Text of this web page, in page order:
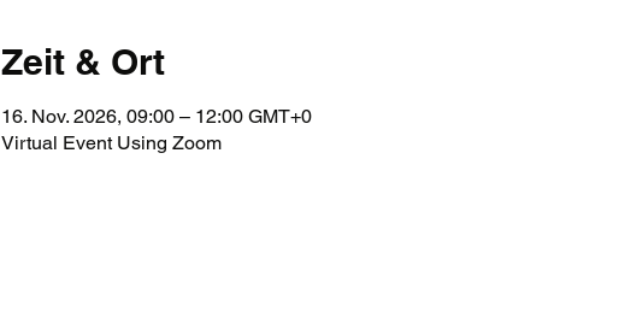
Zeit & Ort
16. Nov. 2026, 09:00 – 12:00 GMT+0
Virtual Event Using Zoom